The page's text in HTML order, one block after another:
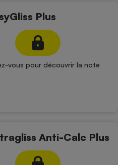
Plus
vous pour découvrir la note
Anti-Calc Plus